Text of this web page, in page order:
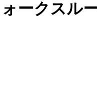
ークスル